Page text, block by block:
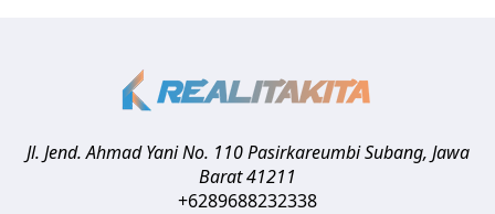
Jl. Jend. Ahmad Yani No. 110 Pasirkareumbi Subang, Jawa
Barat41211
+6289688232338